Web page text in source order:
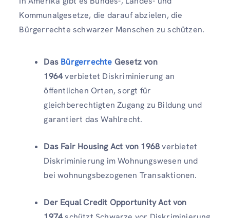
Kommunalgesetze, die darauf abzielen, die
Bürgerrechte schwarzer Menschen zu schützen.
Das Bürgerrechte Gesetz von
1964verbietet Diskriminierung an
öffentlichen Orten, sorgt für
gleichberechtigten Zugang zu Bildung und
garantiert das Wahlrecht.
Das Fair Housing Act von 1968verbietet
Diskriminierung im Wohnungswesen und
bei wohnungsbezogenen Transaktionen.
Der Equal Credit Opportunity Act von